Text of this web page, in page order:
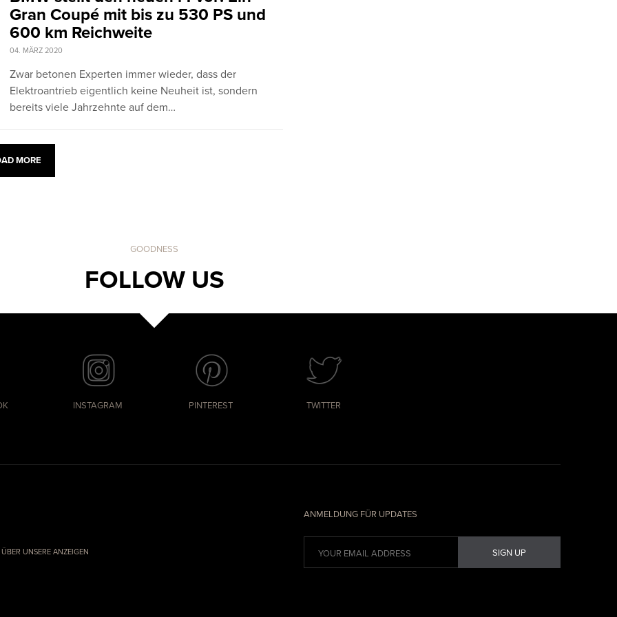
Gran Coupé mit bis zu 530 PS und
600 km Reichweite
04. MÄRZ 2020
Zwar betonen Experten immer wieder, dass der
Elektroantrieb eigentlich keine Neuheit ist, sondern
bereits viele Jahrzehnte auf dem…
MORE
GOODNESS
FOLLOW US
INSTAGRAM PINTEREST TWITTER
ÜBER UNSERE ANZEIGEN
ANMELDUNG FÜR UPDATES